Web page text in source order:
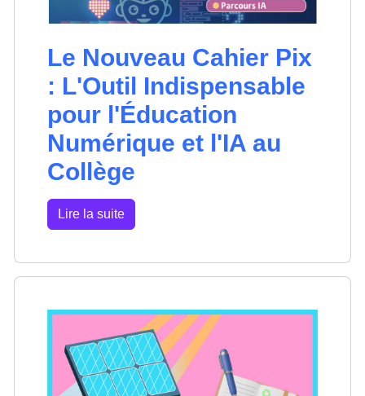
Le Nouveau Cahier Pix
: L'Outil Indispensable
pour l'Éducation
Numérique et l'IA au
Collège
Lire la suite